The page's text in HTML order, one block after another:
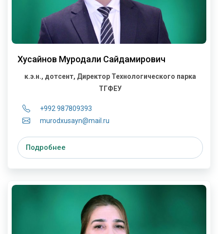
Хусайнов Муродали Сайдамирович
к.э.н., дотсент, Директор Технологического парка
ТГФЕУ
+992 987809393
murodxusayn@mail.ru
Подробнее